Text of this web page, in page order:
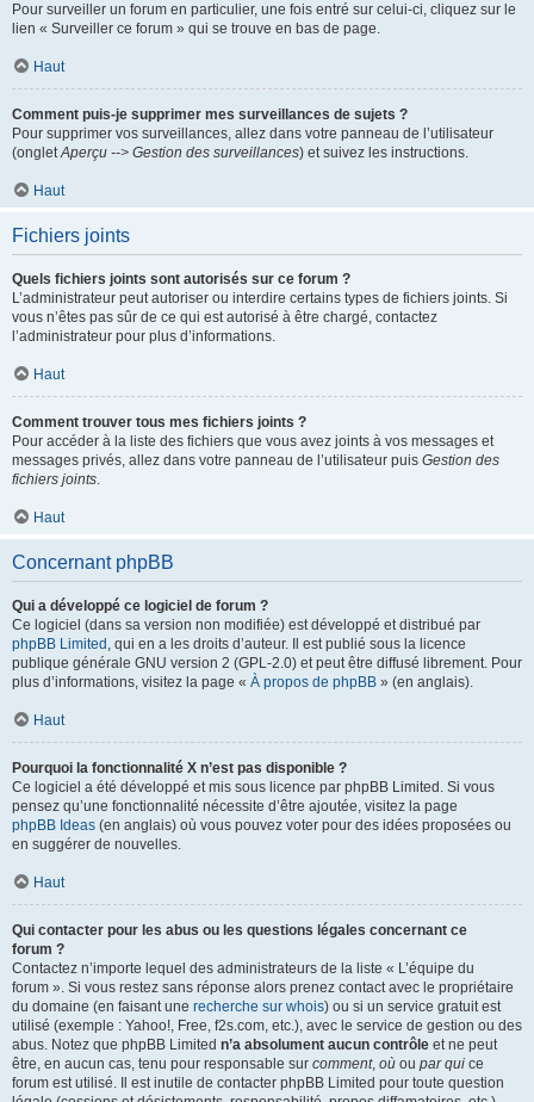
Pour surveiller un forum en particulier, une fois entré sur celui-ci, cliquez sur le
lien « Surveiller ce forum » qui se trouve en bas de page.
Haut
Comment puis-je supprimer mes surveillances de sujets ?
Pour supprimer vos surveillances, allez dans votre panneau de l’utilisateur
(ongletAperçu --> Gestion des surveillances) et suivez les instructions.
Haut
Fichiers joints
Quels fichiers joints sont autorisés sur ce forum ?
L’administrateur peut autoriser ou interdire certains types de fichiers joints. Si
vous n’êtes pas sûr de ce qui est autorisé à être chargé, contactez
l’administrateur pour plus d’informations.
Haut
Comment trouver tous mes fichiers joints ?
Pour accéder à la liste des fichiers que vous avez joints à vos messages et
messages privés, allez dans votre panneau de l’utilisateur puis Gestion des
fichiers joints.
Haut
Concernant phpBB
Qui a développé ce logiciel de forum ?
Ce logiciel (dans sa version non modifiée) est développé et distribué par
phpBB Limited , qui en a les droits d’auteur. Il est publié sous la licence
publique générale GNU version 2 (GPL-2.0) et peut être diffusé librement. Pour
plus d’informations, visitez la page « À propos de phpBB » (en anglais).
Haut
Pourquoi la fonctionnalité X n’est pas disponible ?
Ce logiciel a été développé et mis sous licence par phpBB Limited. Si vous
pensez qu’une fonctionnalité nécessite d’être ajoutée, visitez la page
phpBB Ideas (en anglais) où vous pouvez voter pour des idées proposées ou
en suggérer de nouvelles.
Haut
Qui contacter pour les abus ou les questions légales concernant ce
forum ?
Contactez n’importe lequel des administrateurs de la liste « L’équipe du
forum ». Si vous restez sans réponse alors prenez contact avec le propriétaire
du domaine (en faisant une recherche sur whois) ou si un service gratuit est
utilisé (exemple : Yahoo!, Free, f2s.com, etc.), avec le service de gestion ou des
abus. Notez que phpBB Limited n’a absolument aucun contrôle et ne peut
être, en aucun cas, tenu pour responsable sur comment, où ou par qui ce
forum est utilisé. Il est inutile de contacter phpBB Limited pour toute question